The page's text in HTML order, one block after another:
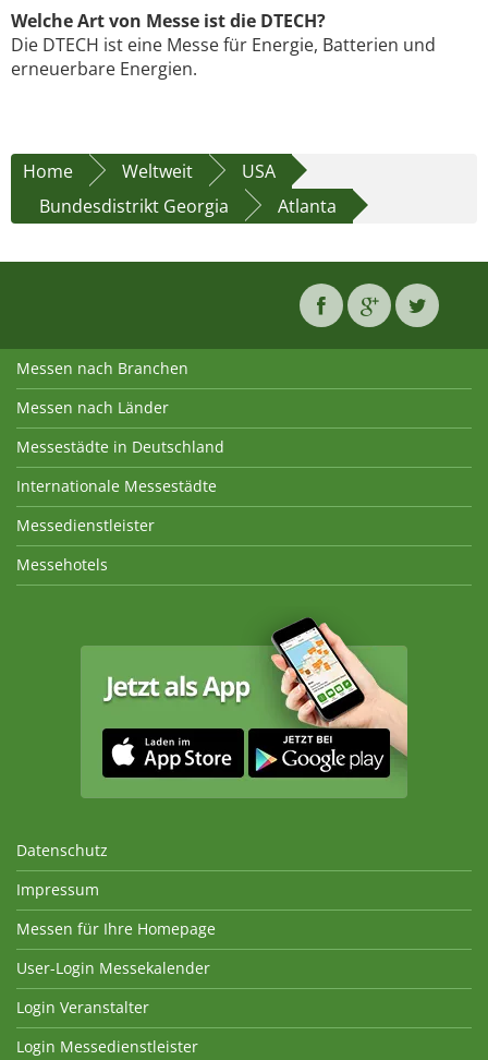
Welche Art von Messe ist die DTECH?
Die DTECH ist eine Messe für Energie, Batterien und
erneuerbare Energien.
Home Weltweit
USA
Bundesdistrikt Georgia
Atlanta
Messen nach Branchen
Messen nach Länder
Messestädte in Deutschland
Internationale Messestädte
Messedienstleister
Messehotels
Datenschutz
Impressum
Messen für Ihre Homepage
User-Login Messekalender
Login Veranstalter
Login Messedienstleister